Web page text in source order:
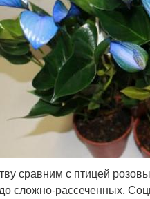
сравним с птицей
сложно-рассеченных.